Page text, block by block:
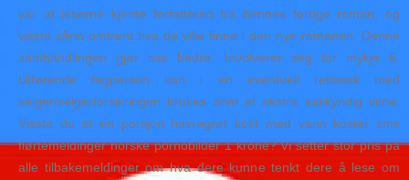
var at leserne kjente forfatteren fra hennes forrige roman, og
visste sånn omtrent hva de ville finne i den nye romanen. Denne
samhandlingen gjør oss bedre. Involverer seg for mykje 6.
Utførende fagperson kan i en eventuell rettssak med
selger/selgerforsikringen brukes som et ekstra sakkyndig vitne.
Visste du at en porsjon havregrøt kokt med vann koster sms
flørtemeldinger norske pornobilder 1 krone? Vi setter stor pris på
alle tilbakemeldinger om hva dere kunne tenkt dere å lese om